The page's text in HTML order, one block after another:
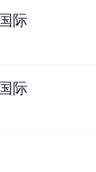
际
际